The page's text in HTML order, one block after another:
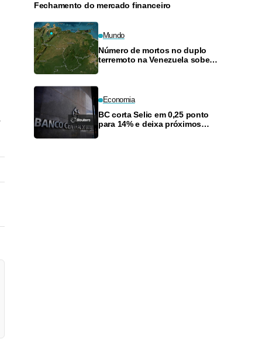
Fechamento do mercado financeiro
Mundo
Número de mortos no duplo
terremoto na Venezuela sobe
Economia
BC corta Selic em 0,25 ponto
para 14% e deixa próximos